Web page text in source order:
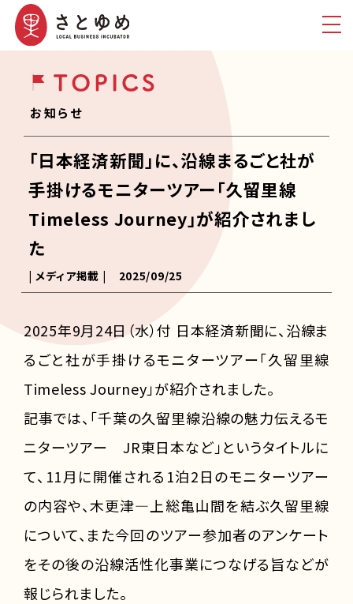
お知らせ
「日本経済新聞」に、沿線まるごと社が
手掛けるモニターツアー「久留里線
Timeless Journey」が紹介されまし
た
| メディア掲載 | 2025/09/25
2025年9月24日（水）付 日本経済新聞に、沿線ま
るごと社が手掛けるモニターツアー「久留里線
Timeless Journey」が紹介されました。
記事では、「千葉の久留里線沿線の魅力伝えるモ
ニターツアー JR東日本など」というタイトルに
て、11月に開催される1泊2日のモニターツアー
の内容や、木更津―上総亀山間を結ぶ久留里線
について、また今回のツアー参加者のアンケート
をその後の沿線活性化事業につなげる旨などが
報じられました。